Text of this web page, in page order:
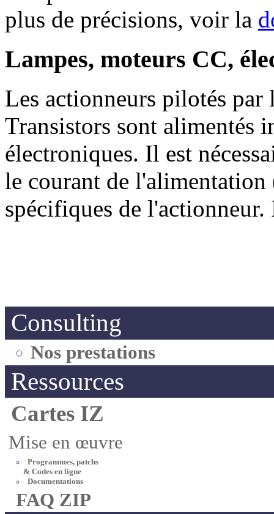
plus de précisions, voir la
Lampes, moteurs CC,
Les actionneurs pilotés
Transistors sont alimentés
électroniques. Il est
le courant de l'alimentation
spécifiques de
Consulting
Nos prestations
Ressources
Cartes IZ
Mise en œuvre
Programmes, patchs
& Codes en ligne
Documentations
FAQ ZIP